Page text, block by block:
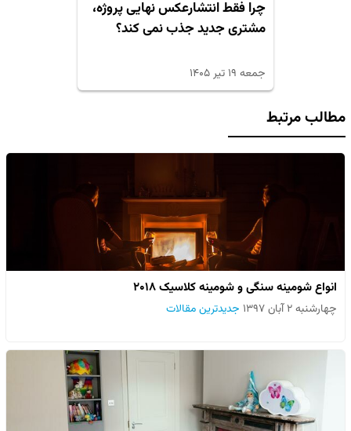
چرا فقط انتشارعکس نهایی پروژه،
مشتری جدید جذب نمی کند؟
جمعه ۱۹ تیر ۱۴۰۵
مطالب مرتبط
انواع شومینه سنگی و شومینه کلاسیک ۲۰۱۸
چهارشنبه ۲ آبان ۱۳۹۷ جدیدترین مقالات